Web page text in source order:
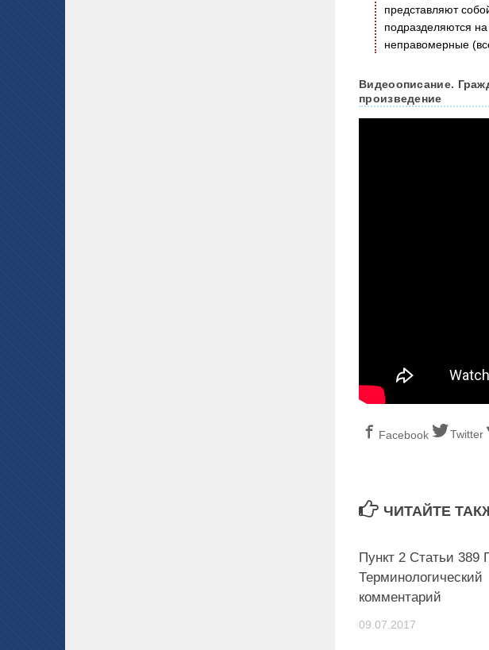
представляют
подразделяются
неправомерные
Видеоописание.
произведение
Facebook Twitter
ЧИТАЙТЕ
Пункт 2 Статьи 389
Терминологический
комментарий
09.07.2017